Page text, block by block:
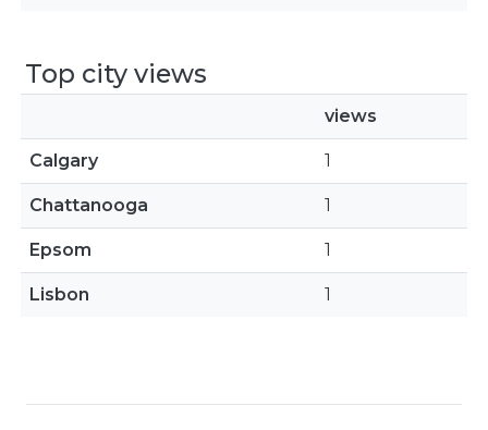
Top city views
views
Calgary 1
Chattanooga 1
Epsom 1
Lisbon 1